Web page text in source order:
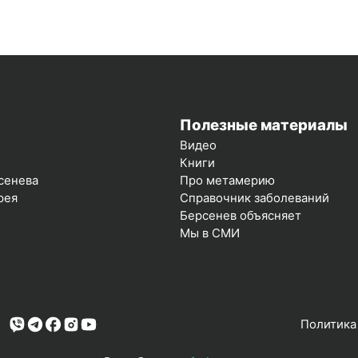
Полезные материалы
Видео
Книги
Про метамерию
Справочник заболеваний
Берсенев объясняет
Мы в СМИ